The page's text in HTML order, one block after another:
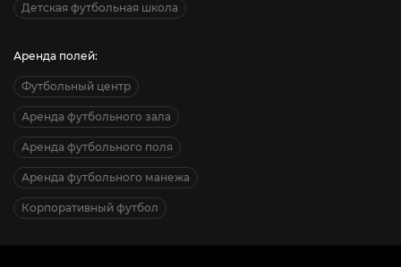
Детская футбольная школа
Аренда полей:
Футбольный центр
Аренда футбольного зала
Аренда футбольного поля
Аренда футбольного манежа
Корпоративный футбол